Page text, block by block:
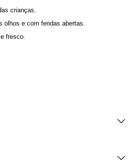
crianças.
e com feridas abertas.
fresco.